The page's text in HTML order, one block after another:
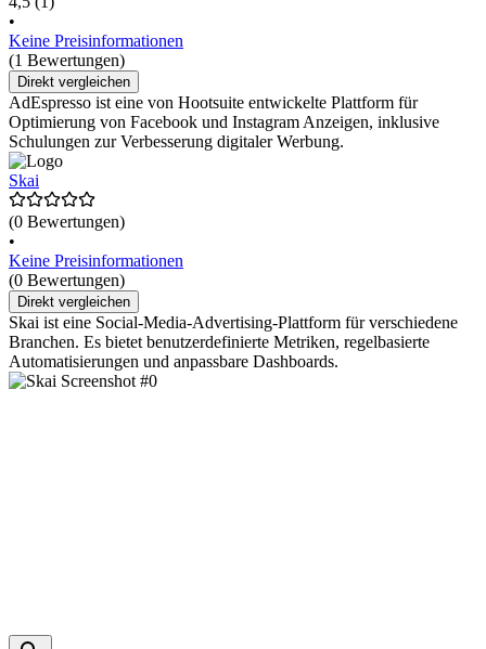
•
Keine Preisinformationen
(1 Bewertungen)
Direkt vergleichen
AdEspresso ist eine von Hootsuite entwickelte Plattform für
Optimierung von Facebook und Instagram Anzeigen, inklusive
Schulungen zur Verbesserung digitaler Werbung.
Skai
(0 Bewertungen)
•
Keine Preisinformationen
(0 Bewertungen)
Direkt vergleichen
Skai ist eine Social-Media-Advertising-Plattform für verschiedene
Branchen. Es bietet benutzerdefinierte Metriken, regelbasierte
Automatisierungen und anpassbare Dashboards.